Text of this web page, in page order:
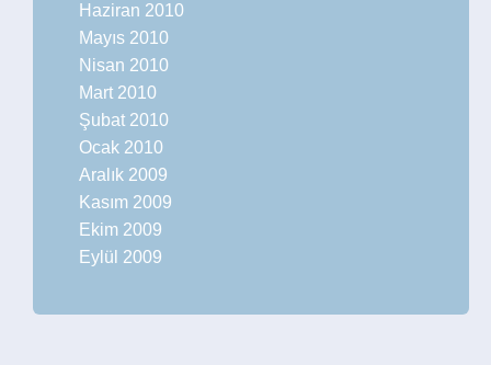
Haziran 2010
Mayıs 2010
Nisan 2010
Mart 2010
Şubat 2010
Ocak 2010
Aralık 2009
Kasım 2009
Ekim 2009
Eylül 2009